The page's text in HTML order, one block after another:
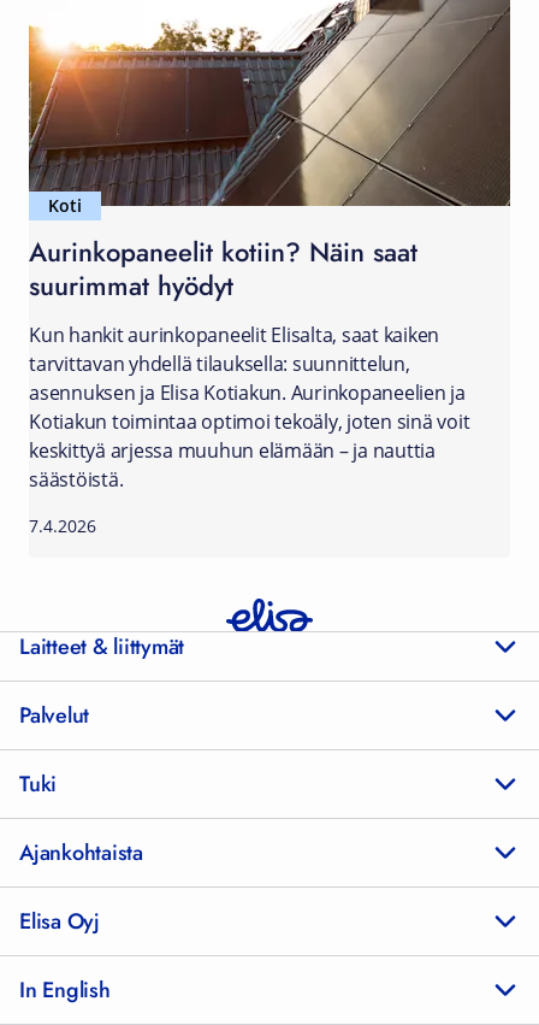
Koti
Aurinkopaneelit kotiin? Näin saat
suurimmat hyödyt
Kun hankit aurinkopaneelit Elisalta, saat kaiken
tarvittavan yhdellä tilauksella: suunnittelun,
asennuksen ja Elisa Kotiakun. Aurinkopaneelien ja
Kotiakun toimintaa optimoi tekoäly, joten sinä voit
keskittyä arjessa muuhun elämään – ja nauttia
säästöistä.
7.4.2026
Laitteet & liittymät
Palvelut
Tuki
Ajankohtaista
Elisa Oyj
In English